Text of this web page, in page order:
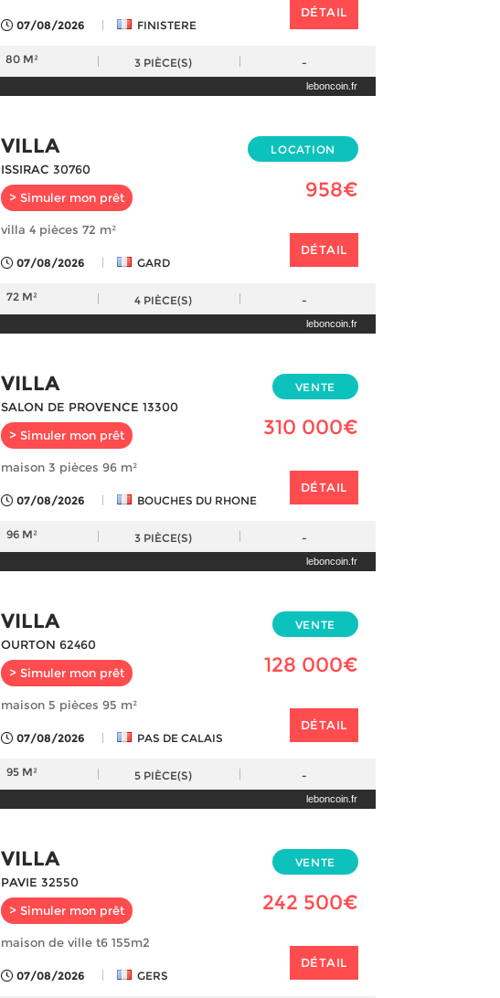
07/08/2026 | FINISTERE
DÉTAIL
80 M² 3 PIÈCE(S) -
leboncoin.fr
VILLA
ISSIRAC 30760
> Simuler mon prêt
LOCATION
958€
villa 4 pièces 72 m²
07/08/2026 | GARD
DÉTAIL
72 M² 4 PIÈCE(S) -
leboncoin.fr
VILLA
SALON DE PROVENCE 13300
> Simuler mon prêt
VENTE
310 000€
maison 3 pièces 96 m²
07/08/2026 | BOUCHES DU RHONE
DÉTAIL
96 M² 3 PIÈCE(S) -
leboncoin.fr
VILLA
OURTON 62460
> Simuler mon prêt
VENTE
128 000€
maison 5 pièces 95 m²
07/08/2026 | PAS DE CALAIS
DÉTAIL
95 M² 5 PIÈCE(S) -
leboncoin.fr
VILLA
PAVIE 32550
> Simuler mon prêt
VENTE
242 500€
maison de ville t6 155m2
07/08/2026 | GERS
DÉTAIL